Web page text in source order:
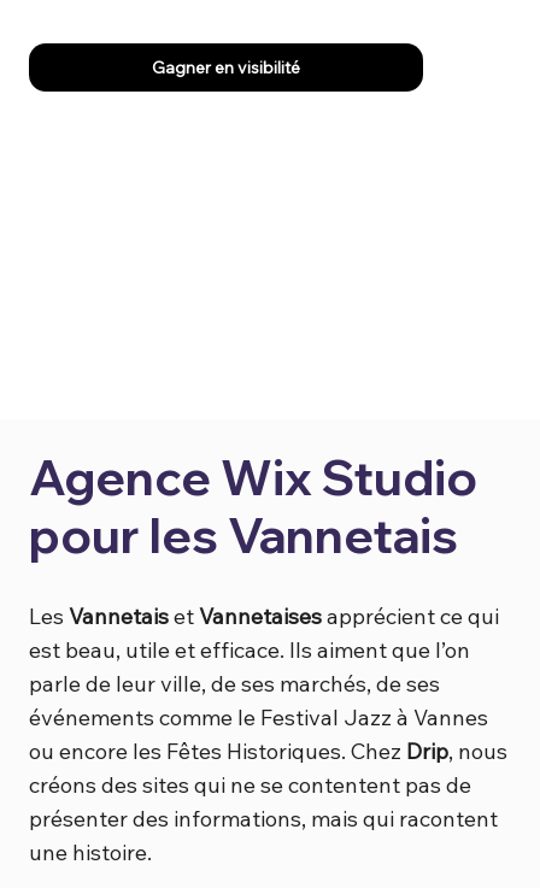
Gagner en visibilité
Agence Wix Studio
pour les Vannetais
Les VannetaisetVannetaisesapprécient ce qui
est beau, utile et efficace. Ils aiment que l’on
parle de leur ville, de ses marchés, de ses
événements comme le Festival Jazz à Vannes
ou encore les Fêtes Historiques. Chez Drip, nous
créons des sites qui ne se contentent pas de
présenter des informations, mais qui racontent
une histoire.